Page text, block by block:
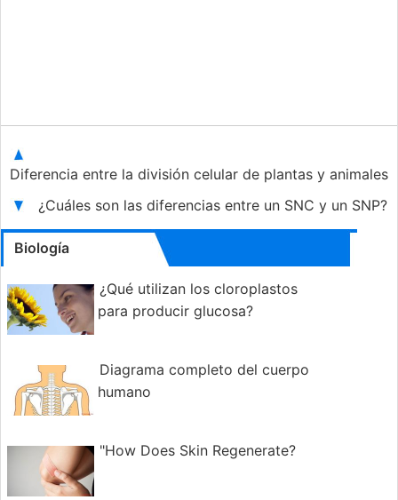
Diferencia entre la división celular de plantas y animales
¿Cuáles son las diferencias entre un SNC y un SNP?
Biología
¿Qué utilizan los cloroplastos
para producir glucosa?
Diagrama completo del cuerpo
humano
"How Does Skin Regenerate?